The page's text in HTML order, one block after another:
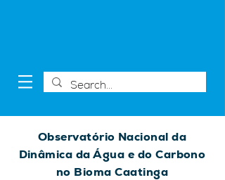
Observatório Nacional da
Dinâmica da Água e do Carbono
no Bioma Caatinga